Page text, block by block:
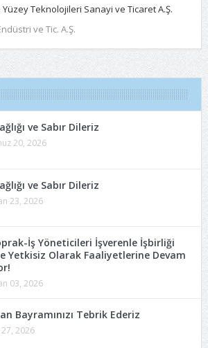
Teknolojileri Sanayi ve Ticaret A.Ş.
ve Tic. A.Ş.
ve Sabır Dileriz
20, 2026
ve Sabır Dileriz
23, 2026
İş Yöneticileri İşverenle İşbirliği
Yetkisiz Olarak Faaliyetlerine Devam
03, 2026
Bayramınızı Tebrik Ederiz
27, 2026